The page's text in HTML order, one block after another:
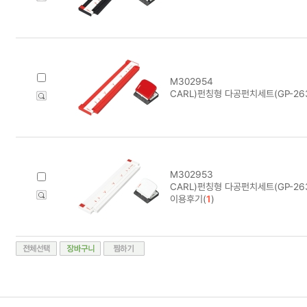
M302954
CARL)펀칭형 다공펀치세트(GP-
M302953
CARL)펀칭형 다공펀치세트(GP-
이용후기(1)